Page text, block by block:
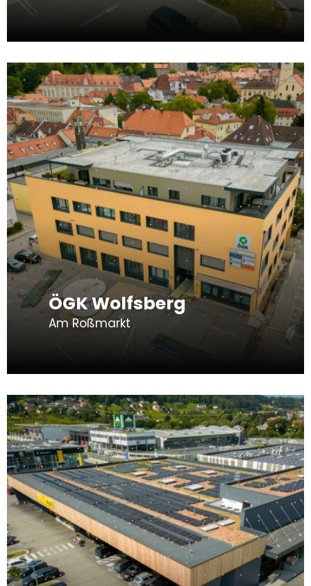
ÖGK Wolfsberg
Am Roßmarkt